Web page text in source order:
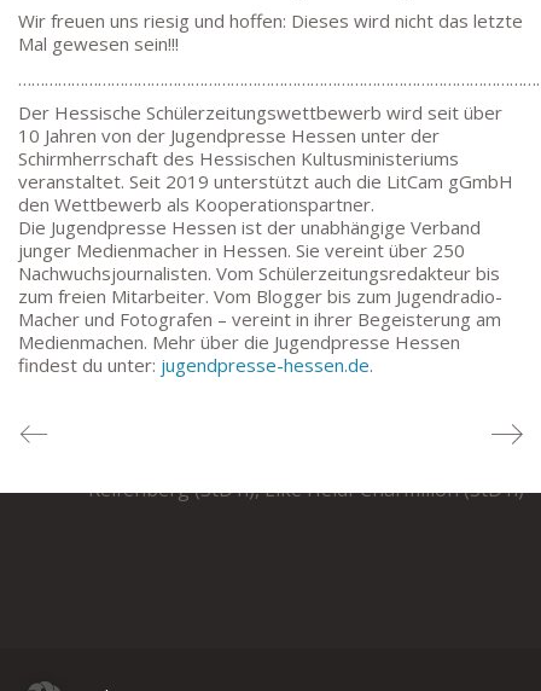
Wir freuen uns riesig und hoffen: Dieses wird nicht das letzte
Mal gewesen sein!!!
Der Hessische Schülerzeitungswettbewerb wird seit über
10 Jahren von der Jugendpresse Hessen unter der
Schirmherrschaft des Hessischen Kultusministeriums
veranstaltet. Seit 2019 unterstützt auch die LitCam gGmbH
den Wettbewerb als Kooperationspartner.
Die Jugendpresse Hessen ist der unabhängige Verband
junger Medienmacher in Hessen. Sie vereint über 250
Nachwuchsjournalisten. Vom Schülerzeitungsredakteur bis
zum freien Mitarbeiter. Vom Blogger bis zum Jugendradio-
Macher und Fotografen – vereint in ihrer Begeisterung am
Medienmachen. Mehr über die Jugendpresse Hessen
findest du unter: jugendpresse-hessen.de.
DEPENDANCE
60325 Frankfurt am Main
SEKRETARIAT AUßENSTELLE
Melanie Jakob, Angela Thönissen
Mo – DO: 8:30 – 13:30 Uhr
Fr: 9:30 – 13:30 Uhr
TEL: 069-212-36869
SCHULLEITUNG
Schulleiterin: Dr. Ute Utech (OStD’n)
Reifenberg (StD’n), Elke Heidl-Charmillon (StD’n)